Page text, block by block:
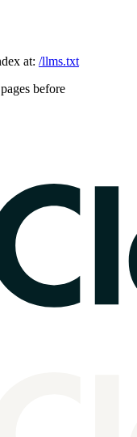
at: /llms.txt
before